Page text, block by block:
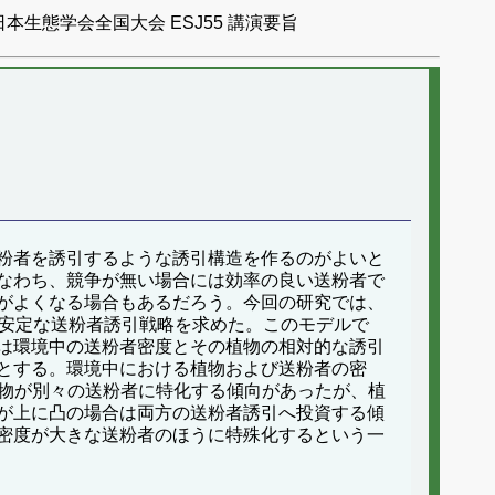
本生態学会全国大会 ESJ55 講演要旨
を誘引するような誘引構造を作るのがよいと
わち、競争が無い場合には効率の良い送粉者で
くなる場合もあるだろう。今回の研究では、
定な送粉者誘引戦略を求めた。このモデルで
境中の送粉者密度とその植物の相対的な誘引
する。環境中における植物および送粉者の密
が別々の送粉者に特化する傾向があったが、植
上に凸の場合は両方の送粉者誘引へ投資する傾
度が大きな送粉者のほうに特殊化するという一